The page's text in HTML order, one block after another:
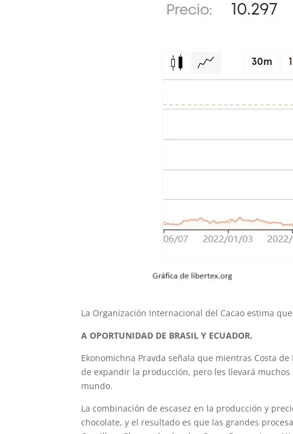
La Organización Internacional del Cacao estima
A OPORTUNIDAD DE BRASIL Y ECUADOR.
Ekonomichna Pravda señala que mientras Costa
de expandir la producción, pero les llevará
mundo.
La combinación de escasez en la producción y
chocolate, y el resultado es que las grandes